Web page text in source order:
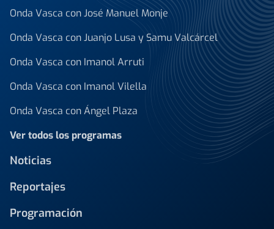
Onda Vasca con José Manuel Monje
Onda Vasca con Juanjo Lusa y Samu Valcárcel
Onda Vasca con Imanol Arruti
Onda Vasca con Imanol Vilella
Onda Vasca con Ángel Plaza
Ver todos los programas
Noticias
Reportajes
Programación